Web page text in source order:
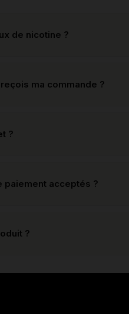
de nicotine ?
ma commande ?
?
paiement acceptés ?
?